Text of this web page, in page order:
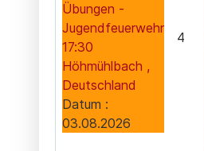
Übungen -
Jugendfeuerwehr
17:30
Höhmühlbach ,
Deutschland
Datum :
03.08.2026
4